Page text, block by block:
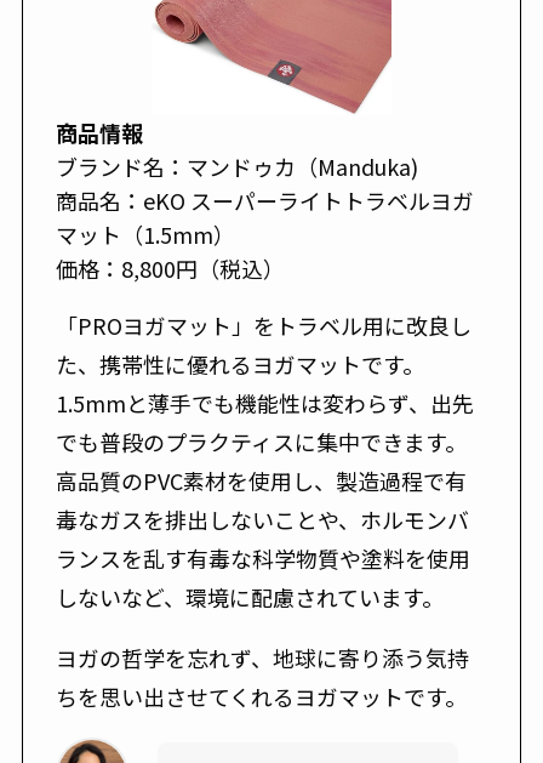
商品情報
ブランド名：マンドゥカ（Manduka)
商品名：eKO スーパーライトトラベルヨガ
マット（1.5mm）
価格：8,800円（税込）
「PROヨガマット」をトラベル用に改良し
た、携帯性に優れるヨガマットです。
1.5mmと薄手でも機能性は変わらず、出先
でも普段のプラクティスに集中できます。
高品質のPVC素材を使用し、製造過程で有
毒なガスを排出しないことや、ホルモンバ
ランスを乱す有毒な科学物質や塗料を使用
しないなど、環境に配慮されています。
ヨガの哲学を忘れず、地球に寄り添う気持
ちを思い出させてくれるヨガマットです。